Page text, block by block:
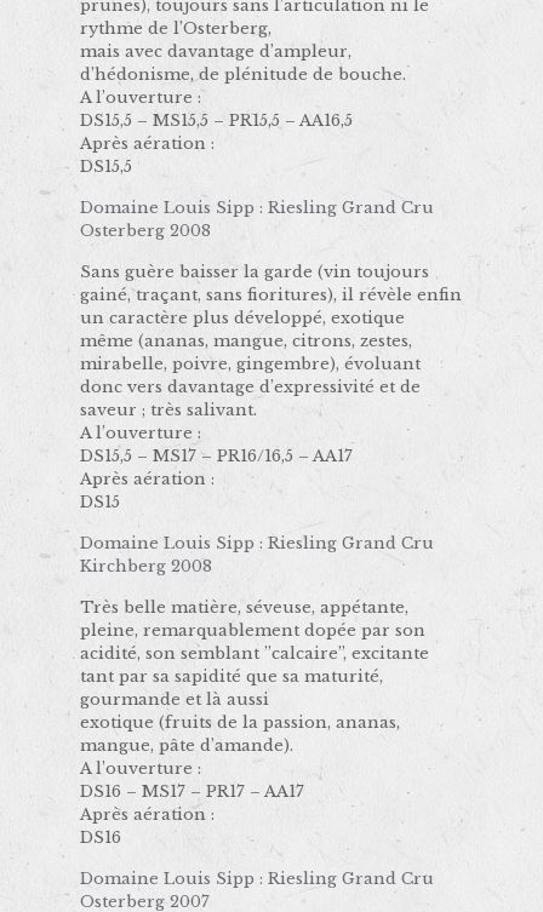
prunes), toujours sans l’articulation ni le
rythme de l’Osterberg,
mais avec davantage d’ampleur,
d’hédonisme, de plénitude de bouche.
A l’ouverture :
DS15,5 – MS15,5 – PR15,5 – AA16,5
Après aération :
DS15,5
Domaine Louis Sipp : Riesling Grand Cru
Osterberg 2008
Sans guère baisser la garde (vin toujours
gainé, traçant, sans fioritures), il révèle enfin
un caractère plus développé, exotique
même (ananas, mangue, citrons, zestes,
mirabelle, poivre, gingembre), évoluant
donc vers davantage d’expressivité et de
saveur ; très salivant.
A l’ouverture :
DS15,5 – MS17 – PR16/16,5 – AA17
Après aération :
DS15
Domaine Louis Sipp : Riesling Grand Cru
Kirchberg 2008
Très belle matière, séveuse, appétante,
pleine, remarquablement dopée par son
acidité, son semblant ’’calcaire’’, excitante
tant par sa sapidité que sa maturité,
gourmande et là aussi
exotique (fruits de la passion, ananas,
mangue, pâte d’amande).
A l’ouverture :
DS16 – MS17 – PR17 – AA17
Après aération :
DS16
Domaine Louis Sipp : Riesling Grand Cru
Osterberg 2007